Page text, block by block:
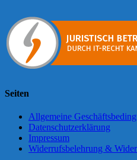
Seiten
Allgemeine
Datenschutzerklärung
Impressum
Widerrufsbelehrung &